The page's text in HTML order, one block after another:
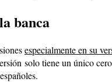
banca
especialmente en su
solo tiene un único